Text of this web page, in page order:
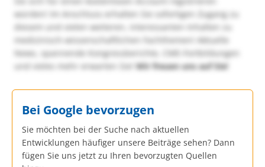
würden! Im Anschluss erhalten Sie sofortigen Zugang zu
diesem und vielen weiteren, interessanten Inhalten zu
medizinisch-wissenschaftlichen Fachthemen! Aktuelle
News, spannende Kongressberichte, CME-Fortbildungen
und vieles mehr erwarten Sie!Wir freuen uns auf Sie!
Bei Google bevorzugen
Sie möchten bei der Suche nach aktuellen
Entwicklungen häufiger unsere Beiträge sehen? Dann
fügen Sie uns jetzt zu Ihren bevorzugten Quellen